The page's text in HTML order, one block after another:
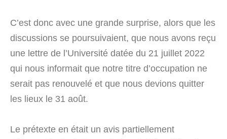
C’est donc avec une grande surprise, alors que les
discussions se poursuivaient, que nous avons reçu
une lettre de l’Université datée du 21 juillet 2022
qui nous informait que notre titre d’occupation ne
serait pas renouvelé et que nous devions quitter
les lieux le 31 août.
Le prétexte en était un avis partiellement